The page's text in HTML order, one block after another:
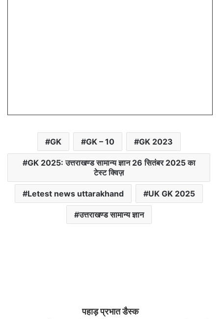
GK GK – 10 GK 2023
GK 2025: उत्तराखण्ड सामान्य ज्ञान 26 सितंबर 2025 का
टेस्ट क्विज़
Letest news uttarakhand UK GK 2025
उत्तराखण्ड सामान्य ज्ञान
पहाड़ प्रभात डैस्क